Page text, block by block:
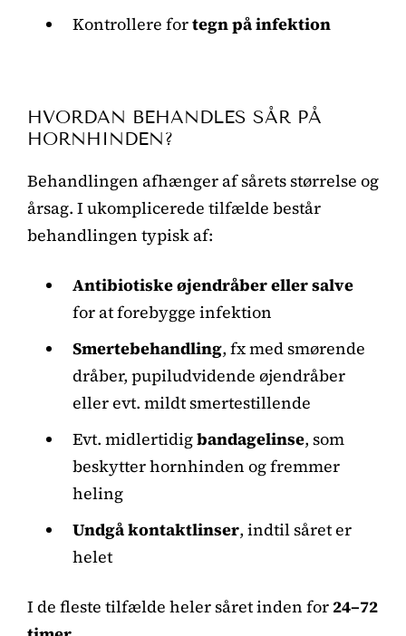
Kontrollere fortegn på infektion
HVORDAN BEHANDLES SÅR PÅ
HORNHINDEN?
Behandlingen afhænger af sårets størrelse og
årsag. I ukomplicerede tilfælde består
behandlingen typisk af:
Antibiotiske øjendråber eller salve
for at forebygge infektion
Smertebehandling, fx med smørende
dråber, pupiludvidende øjendråber
eller evt. mildt smertestillende
Evt. midlertidigbandagelinse, som
beskytter hornhinden og fremmer
heling
Undgå kontaktlinser, indtil såret er
helet
I de fleste tilfælde heler såret inden for 24–72